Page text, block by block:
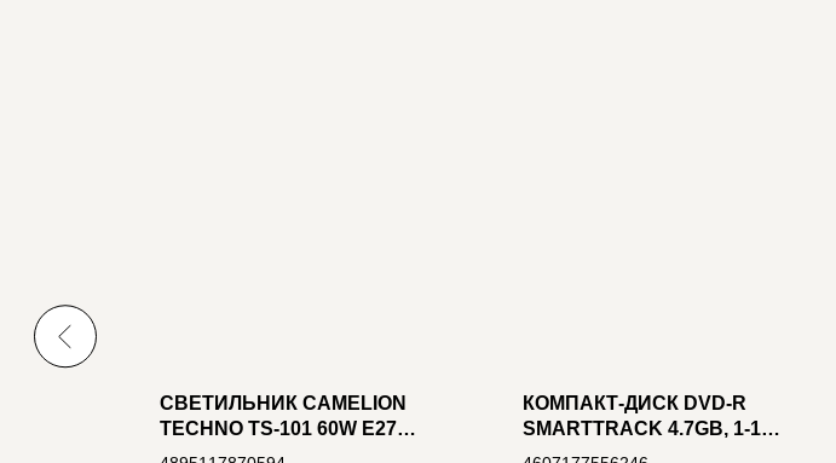
СВЕТИЛЬНИК CAMELION
TECHNO TS-101 60W E27
НАСТЕННЫЙ УЛИЧНО-
КОМПАКТ-ДИСК DVD-R
SMARTTRACK 4.7GB, 1-16X
(БУМ. КОНВЕРТ)